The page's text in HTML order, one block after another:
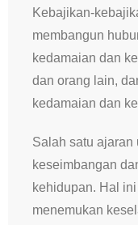
Kebajikan-
membangun
kedamaian dan
dan orang lain,
kedamaian dan
Salah satu ajaran
keseimbangan
kehidupan. Hal
menemukan